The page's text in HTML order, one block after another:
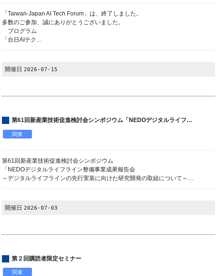
「Taiwan-Japan AI Tech Forum」は、終了しました。
多数のご参加、誠にありがとうございました。
プログラム
「台日AIテク…
開催日 2026-07-15
第61回新産業技術促進検討会シンポジウム「NEDOデジタルライフ…
関東
第61回新産業技術促進検討会シンポジウム
「NEDOデジタルライフライン整備事業成果報告会
～デジタルライフラインの先行実装に向けた研究開発の取組について～…
開催日 2026-07-03
第２回購読者限定セミナー
関東